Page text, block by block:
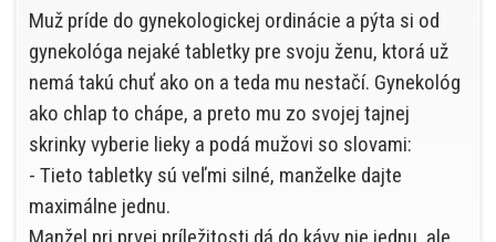
Muž príde do gynekologickej ordinácie a pýta si od
gynekológa nejaké tabletky pre svoju ženu, ktorá už
nemá takú chuť ako on a teda mu nestačí. Gynekológ
ako chlap to chápe, a preto mu zo svojej tajnej
skrinky vyberie lieky a podá mužovi so slovami:
- Tieto tabletky sú veľmi silné, manželke dajte
maximálne jednu.